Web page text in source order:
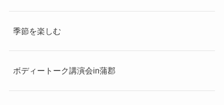
季節を楽しむ
ボディートーク講演会in蒲郡